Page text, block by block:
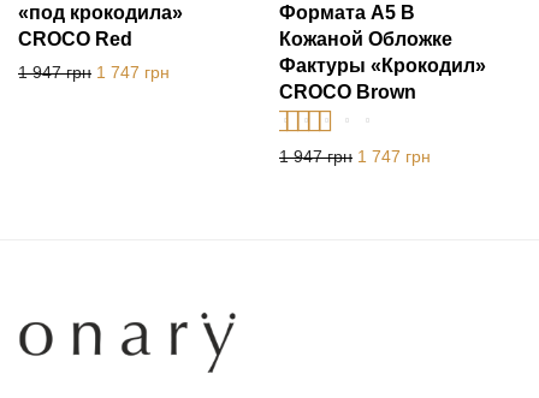
«под крокодила»
CROCO Red
1 947грн Первоначальная цена составляла 1 947 грн.
1 747 грн Текущая цена: 1 747 грн.
Формата А5 В
Кожаной Обложке
Фактуры «Крокодил»
CROCO Brown
Оценка5.00 из
1 947грн Первоначальная цена
1 747 грн